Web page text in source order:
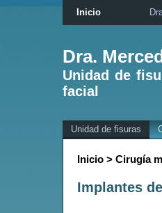
Inicio
Dra.
Unidad de
facial
Unidad de fisuras
Inicio > Cirugía
Implantes